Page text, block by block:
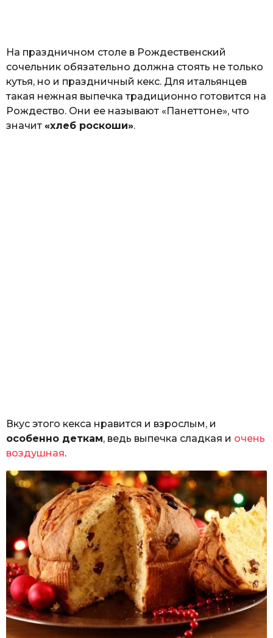
На праздничном столе в Рождественский
сочельник обязательно должна стоять не только
кутья, но и праздничный кекс. Для итальянцев
такая нежная выпечка традиционно готовится на
Рождество. Они ее называют «Панеттоне», что
значит «хлеб роскоши».
Вкус этого кекса нравится и взрослым, и
особенно деткам, ведь выпечка сладкая и очень
воздушная.